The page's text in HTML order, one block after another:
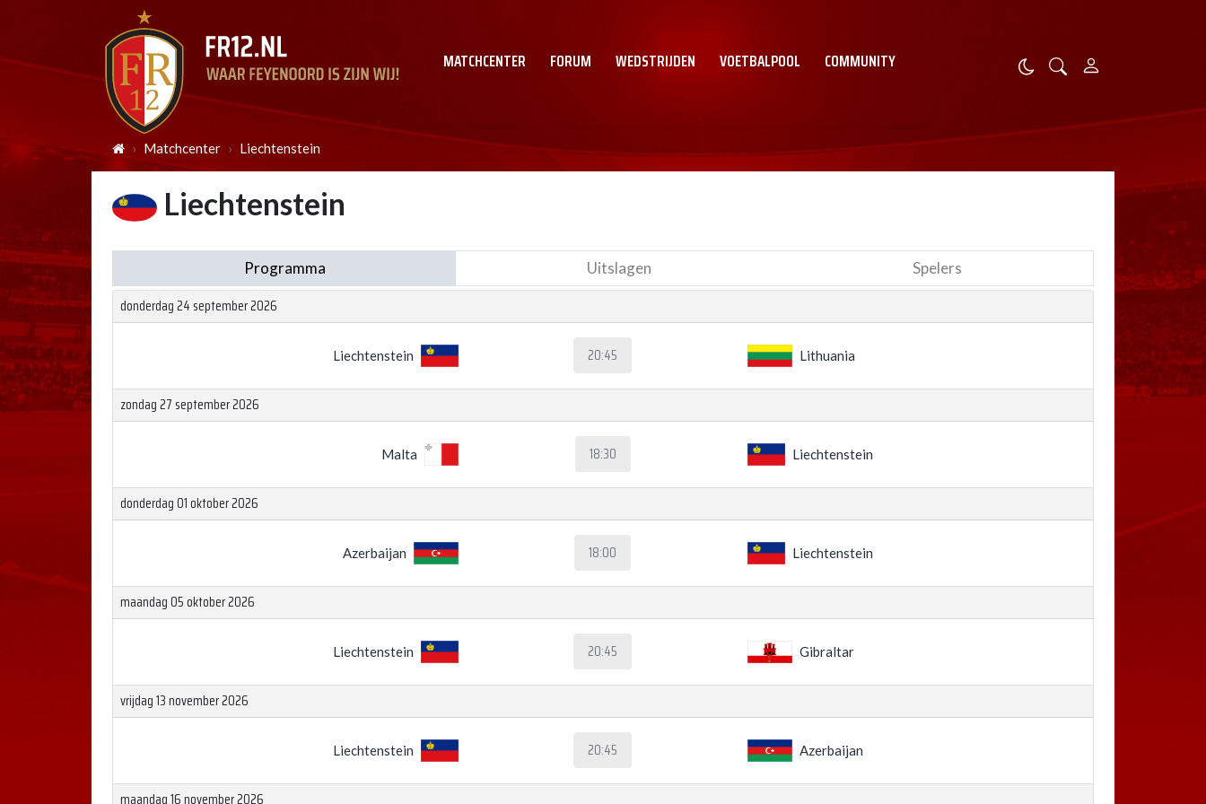
MATCHCENTER FORUM WEDSTRIJDEN VOETBALPOOL COMMUNITY
Matchcenter Liechtenstein
Liechtenstein
Programma Uitslagen Spelers
donderdag 24 september 2026
Liechtenstein 20:45 Lithuania
zondag 27 september 2026
Malta 18:30 Liechtenstein
donderdag 01 oktober 2026
Azerbaijan 18:00 Liechtenstein
maandag 05 oktober 2026
Liechtenstein 20:45 Gibraltar
vrijdag 13 november 2026
Liechtenstein 20:45 Azerbaijan
maandag 16 november 2026